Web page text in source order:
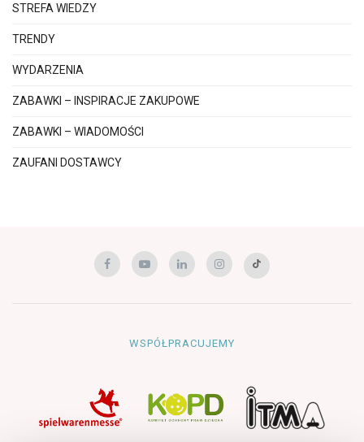
STREFA WIEDZY
TRENDY
WYDARZENIA
ZABAWKI – INSPIRACJE ZAKUPOWE
ZABAWKI – WIADOMOŚCI
ZAUFANI DOSTAWCY
WSPÓŁPRACUJEMY